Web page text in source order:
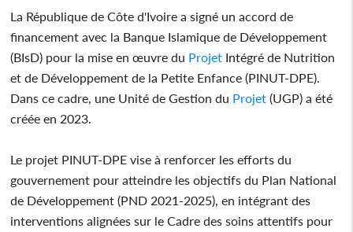
La République de Côte d'Ivoire a signé un accord de
financement avec la Banque Islamique de Développement
(BIsD) pour la mise en œuvre du Projet Intégré de Nutrition
et de Développement de la Petite Enfance (PINUT-DPE).
Dans ce cadre, une Unité de Gestion du Projet (UGP) a été
créée en 2023.
Le projet PINUT-DPE vise à renforcer les efforts du
gouvernement pour atteindre les objectifs du Plan National
de Développement (PND 2021-2025), en intégrant des
interventions alignées sur le Cadre des soins attentifs pour